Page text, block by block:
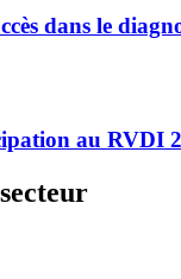
dans le
au RVDI